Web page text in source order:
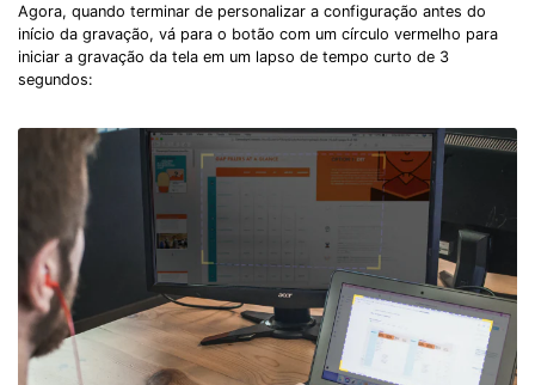
Agora, quando terminar de personalizar a configuração antes do
início da gravação, vá para o botão com um círculo vermelho para
iniciar a gravação da tela em um lapso de tempo curto de 3
segundos: